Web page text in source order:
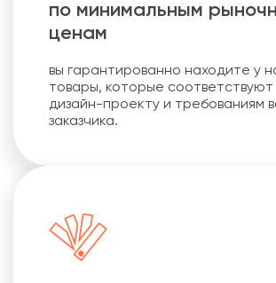
по минимальным
ценам
вы гарантированно находите у
товары, которые
дизайн-проекту и требованиям
заказчика.